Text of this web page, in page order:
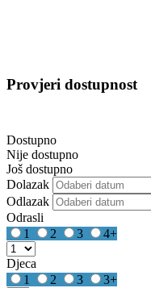
Provjeri dostupnost
Dostupno
Nije dostupno
Još dostupno
Dolazak
Odlazak
Odrasli
1
2 3 4+
Djeca
1
2 3 3+